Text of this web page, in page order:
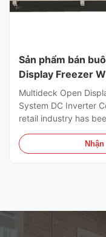
Sản phẩm bán
Display Freezer
DC Inverter
Multideck Open
System DC Inverter
retail industry has
footprint store
flexible trade area